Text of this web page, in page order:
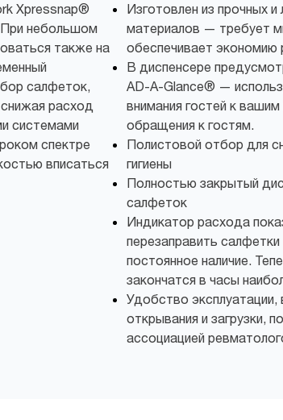
Xpressnap®
При небольшом
также на
салфеток,
снижая расход
системами
спектре
вписаться
Изготовлен из прочных и
материалов — требует
обеспечивает экономию
В диспенсере
AD-A-Glance® —
внимания гостей к
обращения к гостям.
Полистовой отбор для
гигиены
Полностью закрытый
салфеток
Индикатор расхода
перезаправить
постоянное наличие.
закончатся в часы
Удобство эксплуатации,
открывания и
ассоциацией